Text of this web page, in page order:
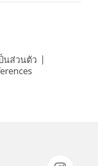
นส่วนตัว |